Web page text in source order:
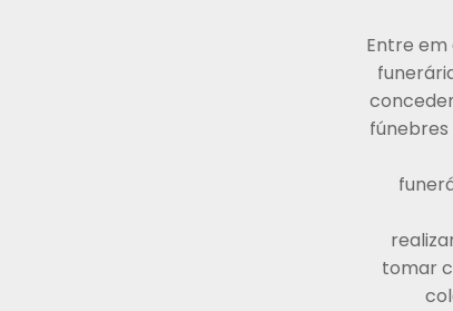
Entre
tomar